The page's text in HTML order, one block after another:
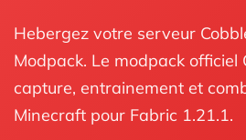
Hebergez votre serveur
Modpack. Le modpack officiel
capture, entrainement et
Minecraft pour Fabric 1.21.1.